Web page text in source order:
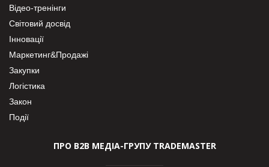
Відео-тренінги
Світовий досвід
Інновації
Маркетинг&Продажі
Закупки
Логістика
Закон
Події
ПРО В2В МЕДІА-ГРУПУ TRADEMASTER